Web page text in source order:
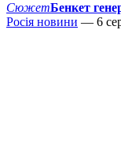
СюжетБенкет
Росія новини — 6